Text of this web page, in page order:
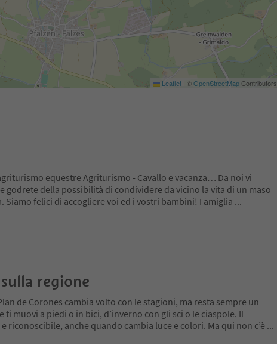
Leaflet | ©OpenStreetMapContributors
equestre Agriturismo - Cavallo e vacanza… Da noi vi
godrete della possibilità di condividere da vicino la vita di un maso
Siamo felici di accogliere voi ed i vostri bambini! Famiglia ...
regione
de Corones cambia volto con le stagioni, ma resta sempre un
ti muovi a piedi o in bici, d’inverno con gli sci o le ciaspole. Il
riconoscibile, anche quando cambia luce e colori. Ma qui non c’è ...